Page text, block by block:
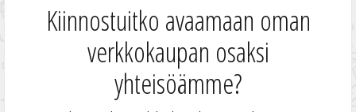
Kiinnostuitko avaamaan oman
verkkokaupan osaksi
yhteisöämme?